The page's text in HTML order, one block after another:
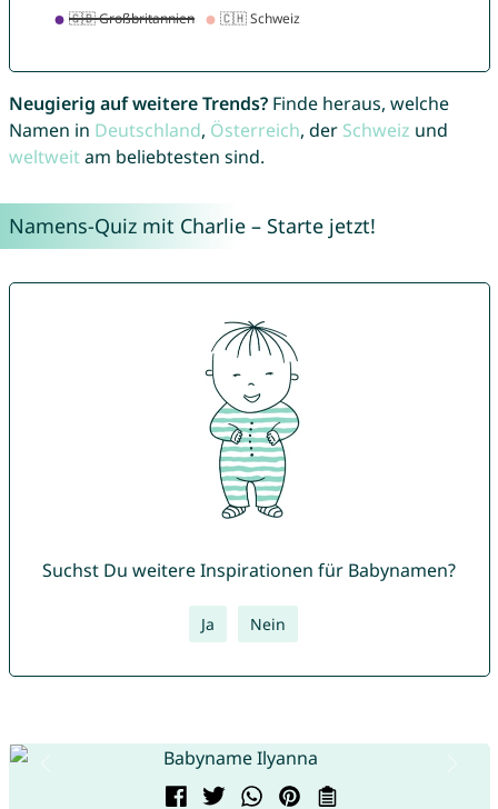
Neugierig auf weitere Trends?Finde heraus, welche
Namen in Deutschland, Österreich, der Schweiz und
weltweitam beliebtesten sind.
Namens-Quiz mit Charlie – Starte jetzt!
Suchst Du weitere Inspirationen für Babynamen?
Ja Nein